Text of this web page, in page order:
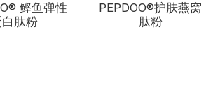
鲣鱼弹性
肽粉
PEPDOO®护肤燕窝
肽粉